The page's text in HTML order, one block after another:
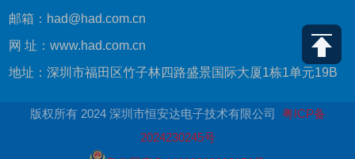
邮箱：had@had.com.cn
网 址：www.had.com.cn
地址：深圳市福田区竹子林四路盛景国际大厦1栋1单元19B
版权所有 2024 深圳市恒安达电子技术有限公司 粤ICP备
2024230245号